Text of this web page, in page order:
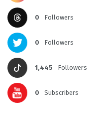
0 Followers
0 Followers
1,445 Followers
0 Subscribers